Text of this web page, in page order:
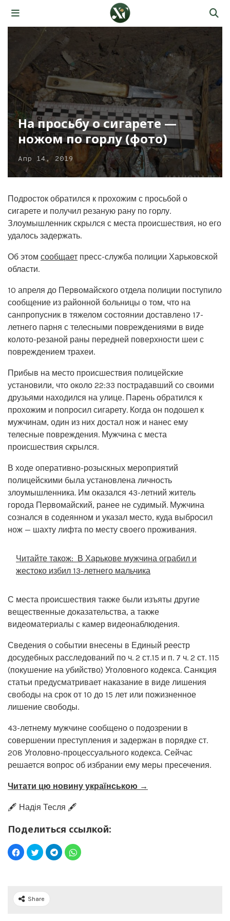
На просьбу о сигарете —
ножом по горлу (фото)
Апр 14, 2019
Подросток обратился к прохожим с просьбой о
сигарете и получил резаную рану по горлу.
Злоумышленник скрылся с места происшествия, но его
удалось задержать.
Об этом сообщает пресс-служба полиции Харьковской
области.
10 апреля до Первомайского отдела полиции поступило
сообщение из районной больницы о том, что на
санпропусник в тяжелом состоянии доставлено 17-
летнего парня с телесными повреждениями в виде
колото-резаной раны передней поверхности шеи с
повреждением трахеи.
Прибыв на место происшествия полицейские
установили, что около 22:33 пострадавший со своими
друзьями находился на улице. Парень обратился к
прохожим и попросил сигарету. Когда он подошел к
мужчинам, один из них достал нож и нанес ему
телесные повреждения. Мужчина с места
происшествия скрылся.
В ходе оперативно-розыскных мероприятий
полицейскими была установлена личность
злоумышленника. Им оказался 43-летний житель
города Первомайский, ранее не судимый. Мужчина
сознался в содеянном и указал место, куда выбросил
нож — шахту лифта по месту своего проживания.
Читайте також: В Харькове мужчина ограбил и
жестоко избил 13-летнего мальчика
С места происшествия также были изъяты другие
вещественные доказательства, а также
видеоматериалы с камер видеонаблюдения.
Сведения о событии внесены в Единый реестр
досудебных расследований по ч. 2 ст.15 и п. 7 ч. 2 ст. 115
(покушение на убийство) Уголовного кодекса. Санкция
статьи предусматривает наказание в виде лишения
свободы на срок от 10 до 15 лет или пожизненное
лишение свободы.
43-летнему мужчине сообщено о подозрении в
совершении преступления и задержан в порядке ст.
208 Уголовно-процессуального кодекса. Сейчас
решается вопрос об избрании ему меры пресечения.
Читати цю новину українською →
🖋️ Надія Тесля 🖋️
Поделиться ссылкой:
Share